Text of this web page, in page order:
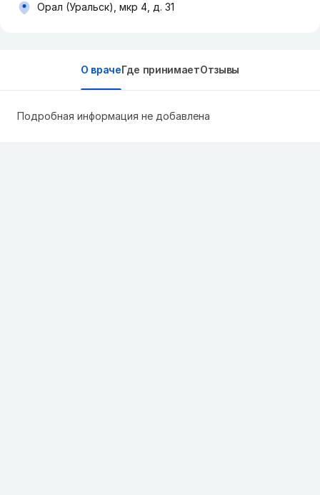
Орал (Уральск), мкр 4, д. 31
О врачеГде принимаетОтзывы
Подробная информация не добавлена